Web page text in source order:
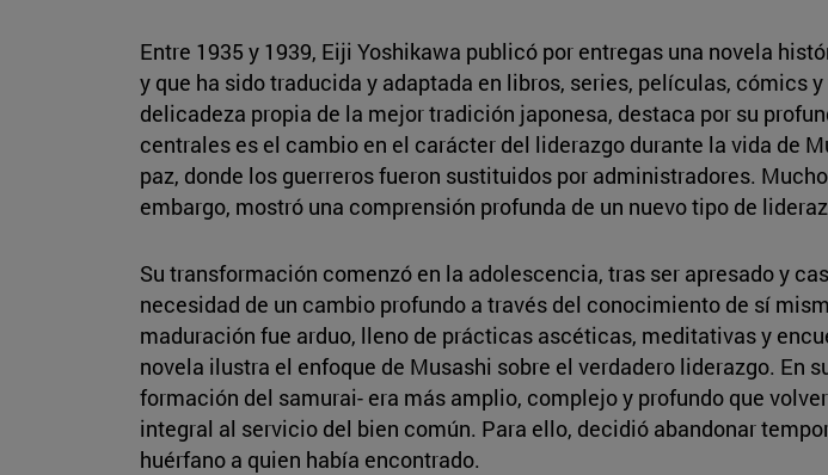
Entre 1935 y 1939, Eiji Yoshikawa publicó por entregas una novela
y que ha sido traducida y adaptada en libros, series, películas, cómics
delicadeza propia de la mejor tradición japonesa, destaca por su
centrales es el cambio en el carácter del liderazgo durante la vida de
paz, donde los guerreros fueron sustituidos por administradores.
embargo, mostró una comprensión profunda de un nuevo tipo de
Su transformación comenzó en la adolescencia, tras ser apresado y
necesidad de un cambio profundo a través del conocimiento de sí
maduración fue arduo, lleno de prácticas ascéticas, meditativas y
novela ilustra el enfoque de Musashi sobre el verdadero liderazgo. En
formación del samurai- era más amplio, complejo y profundo que
integral al servicio del bien común. Para ello, decidió abandonar
huérfano a quien había encontrado.